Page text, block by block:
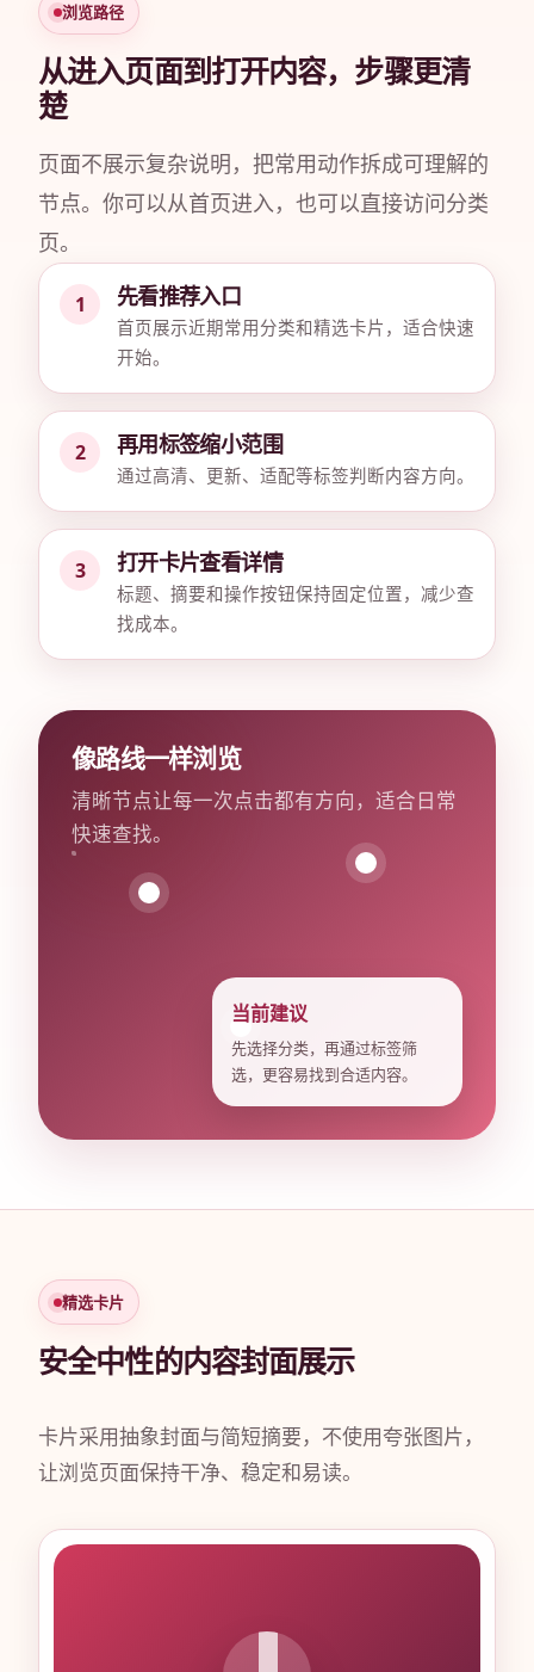
浏览路径
从进入页面到打开内容，步骤更清
楚
页面不展示复杂说明，把常用动作拆成可理解的
节点。你可以从首页进入，也可以直接访问分类
页。
先看推荐入口
首页展示近期常用分类和精选卡片，适合快速
开始。
再用标签缩小范围
通过高清、更新、适配等标签判断内容方向。
打开卡片查看详情
标题、摘要和操作按钮保持固定位置，减少查
找成本。
像路线一样浏览
清晰节点让每一次点击都有方向，适合日常
快速查找。
当前建议
先选择分类，再通过标签筛
选，更容易找到合适内容。
精选卡片
安全中性的内容封面展示
卡片采用抽象封面与简短摘要，不使用夸张图片，
让浏览页面保持干净、稳定和易读。